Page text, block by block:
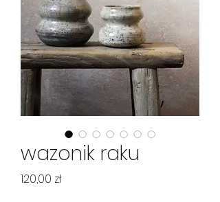
wazonik raku
120,00 złCena